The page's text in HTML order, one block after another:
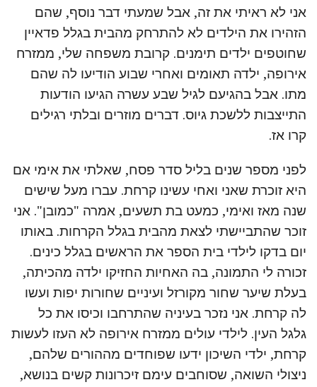
אני לא ראיתי את זה, אבל שמעתי דבר נוסף, שהם
הזהירו את הילדים לא להתרחק מהבית בגלל פדאיין
שחוטפים ילדים תימנים. קרובת משפחה שלי, ממזרח
אירופה, ילדה תאומים ואחרי שבוע הודיעו לה שהם
מתו. אבל בהגיעם לגיל שבע עשרה הגיעו הודעות
התייצבות ללשכת גיוס. דברים מוזרים ובלתי רגילים
קרו אז.
לפני מספר שנים בליל סדר פסח, שאלתי את אימי אם
היא זוכרת שאני ואחי עשינו קרחת. עברו מעל שישים
שנה מאז ואימי, כמעט בת תשעים, אמרה "כמובן". אני
זוכר שהתביישתי לצאת מהבית בגלל הקרחות. באותו
יום בדקו לילדי בית הספר את הראשים בגלל כינים.
זכורה לי התמונה, בה האחיות החזיקו ילדה מהכיתה,
בעלת שיער שחור מקורזל ועיניים שחורות יפות ועשו
לה קרחת. אני נזכר בעיניה שהתרחבו וכיסו את כל
גלגל העין. לילדי עולים ממזרח אירופה לא העזו לעשות
קרחת, ילדי השיכון ידעו שפוחדים מההורים שלהם,
ניצולי השואה, שסוחבים עימם זיכרונות קשים בנושא,